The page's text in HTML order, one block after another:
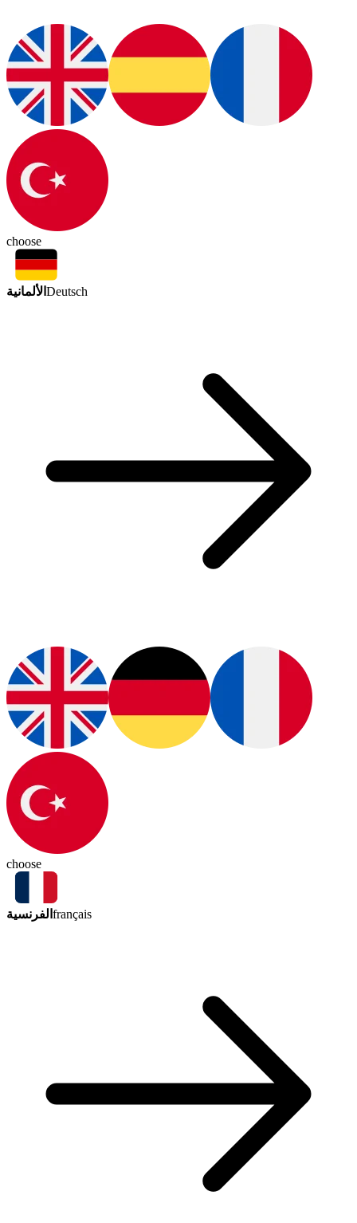
choose
الألمانية Deutsch
choose
الفرنسية français